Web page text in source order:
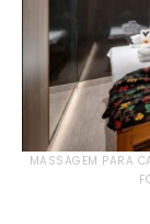
MASSAGEM PARA